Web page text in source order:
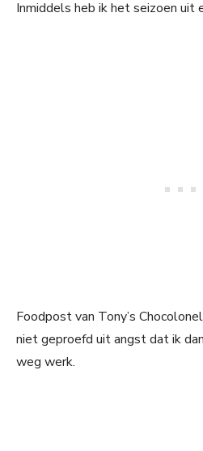
Inmiddels heb ik het seizoen uit
Foodpost van Tony’s
niet geproefd uit angst dat ik
weg werk.